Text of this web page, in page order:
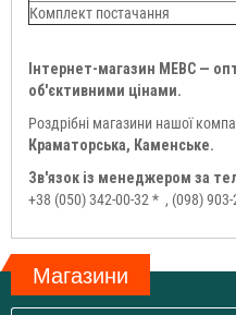
Комплект постачання
Інтернет-магазин МЕВС —
об'єктивними цінами.
Роздрібні магазини нашої
Краматорська, Каменське.
Зв'язок із менеджером за
+38 (050) 342-00-32 * , (098)
Магазини